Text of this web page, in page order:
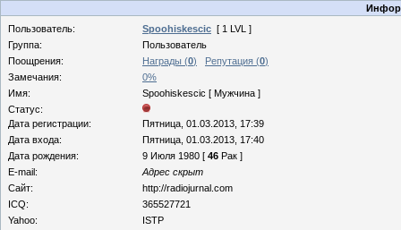
Пользователь:
Spoohiskescic [ 1 LVL ]
Группа:
Пользователь
Поощрения:
Награды (0) Репутация (0)
Замечания:
0%
Имя:
Spoohiskescic [ Мужчина ]
Статус:
Дата регистрации:
Пятница, 01.03.2013, 17:39
Дата входа:
Пятница, 01.03.2013, 17:40
Дата рождения:
9 Июля 1980 [ 46 Рак ]
E-mail:
Адрес скрыт
Сайт:
http://radiojurnal.com
ICQ:
365527721
Yahoo:
ISTP